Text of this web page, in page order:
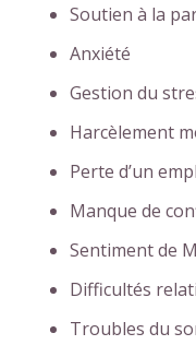
Soutien à la
Anxiété
Gestion du
Harcèlement
Perte d’un
Manque de
Sentiment de
Difficultés
Troubles du